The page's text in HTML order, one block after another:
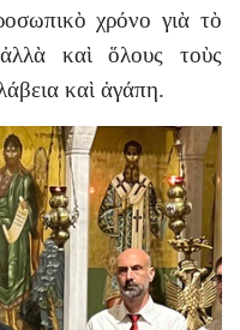
χρόνο γιὰ τὸ
καὶ ὅλους τοὺς
καὶ ἀγάπη.